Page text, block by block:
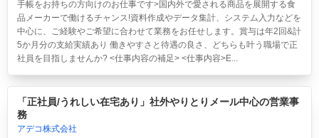
手帳をお持ちの方向けのお仕事です>国内外で愛される商品を展開する食
品メーカーで働けるチャンス!資料作成やデータ集計、システム入力などを
中心に、ご経験やご希望に合わせて業務をお任せします。賞与は年2回&計
5か月分の支給実績あり 働きやすさと待遇の良さ、どちらも叶う職場で正
社員を目指しませんか? <仕事内容の補足> <仕事内容>E...
「正社員/うれしい在宅あり」社外やりとりメール中心の営業事
務
アデコ株式会社